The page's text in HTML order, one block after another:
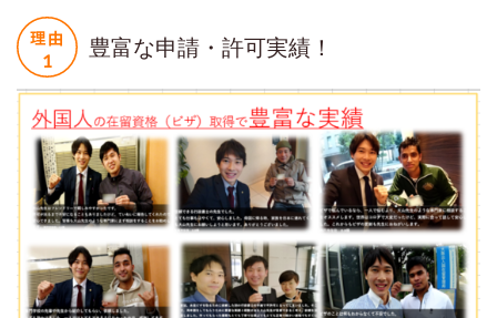
豊富な申請・許可実績！